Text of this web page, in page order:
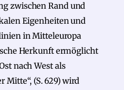
zwischen Rand und
Eigenheiten und
in Mitteleuropa
Herkunft ermöglicht
nach West als
Mitte“, (S. 629) wird